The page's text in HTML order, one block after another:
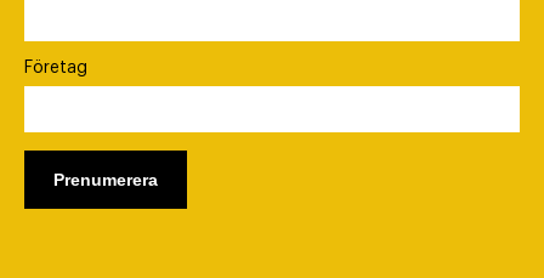
Företag